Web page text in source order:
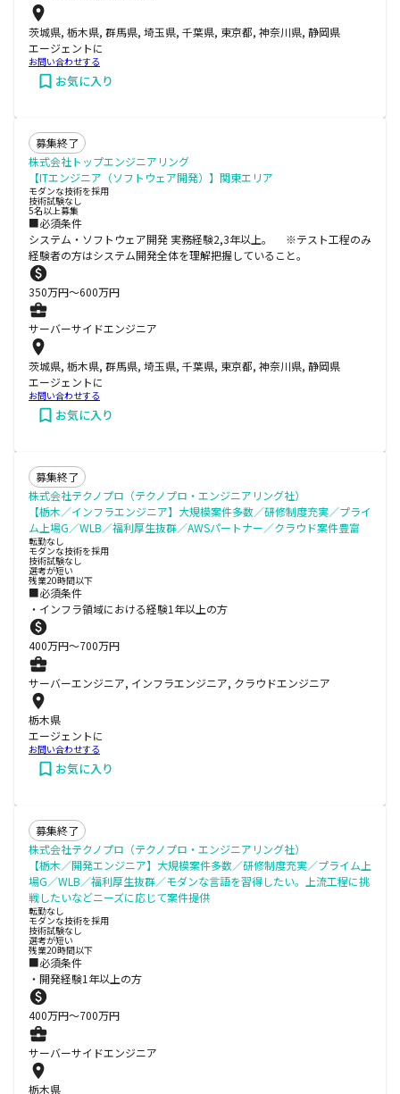
茨城県, 栃木県, 群馬県, 埼玉県, 千葉県, 東京都, 神奈川県, 静岡県
エージェントに
お問い合わせする
お気に入り
募集終了
株式会社トップエンジニアリング
【ITエンジニア（ソフトウェア開発）】関東エリア
モダンな技術を採用
技術試験なし
5名以上募集
■必須条件
システム・ソフトウェア開発 実務経験2,3年以上。 ※テスト工程のみ
経験者の方はシステム開発全体を理解把握していること。
350万円〜600万円
サーバーサイドエンジニア
茨城県, 栃木県, 群馬県, 埼玉県, 千葉県, 東京都, 神奈川県, 静岡県
エージェントに
お問い合わせする
お気に入り
募集終了
株式会社テクノプロ（テクノプロ・エンジニアリング社）
【栃木／インフラエンジニア】大規模案件多数／研修制度充実／プライ
ム上場G／WLB／福利厚生抜群／AWSパートナー／クラウド案件豊富
転勤なし
モダンな技術を採用
技術試験なし
選考が短い
残業20時間以下
■必須条件
・インフラ領域における経験1年以上の方
400万円〜700万円
サーバーエンジニア, インフラエンジニア, クラウドエンジニア
栃木県
エージェントに
お問い合わせする
お気に入り
募集終了
株式会社テクノプロ（テクノプロ・エンジニアリング社）
【栃木／開発エンジニア】大規模案件多数／研修制度充実／プライム上
場G／WLB／福利厚生抜群／モダンな言語を習得したい。上流工程に挑
戦したいなどニーズに応じて案件提供
転勤なし
モダンな技術を採用
技術試験なし
選考が短い
残業20時間以下
■必須条件
・開発経験1年以上の方
400万円〜700万円
サーバーサイドエンジニア
栃木県